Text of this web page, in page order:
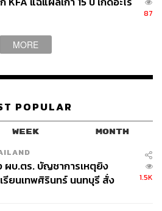
87
MORE
POPULAR
WEEK MONTH
ผบ.ตร. บัญชาการเหตุยิง
รียนเทพศิรินทร์ นนทบุรี สั่ง
1.5K